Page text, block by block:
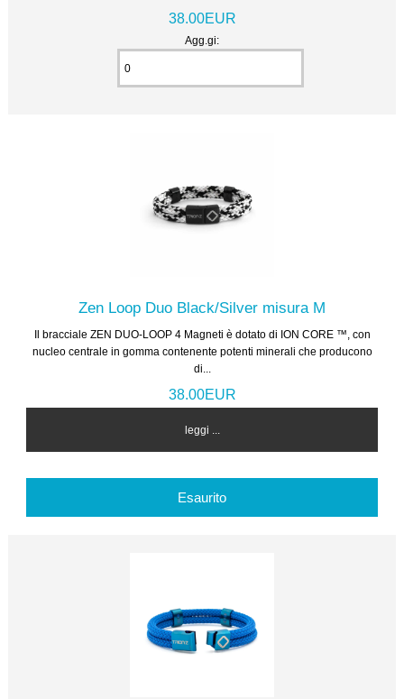
38.00EUR
Agg.gi:
Zen Loop Duo Black/Silver misura M
Il bracciale ZEN DUO-LOOP 4 Magneti è dotato di ION CORE ™, con
nucleo centrale in gomma contenente potenti minerali che producono
di...
38.00EUR
leggi ...
Esaurito